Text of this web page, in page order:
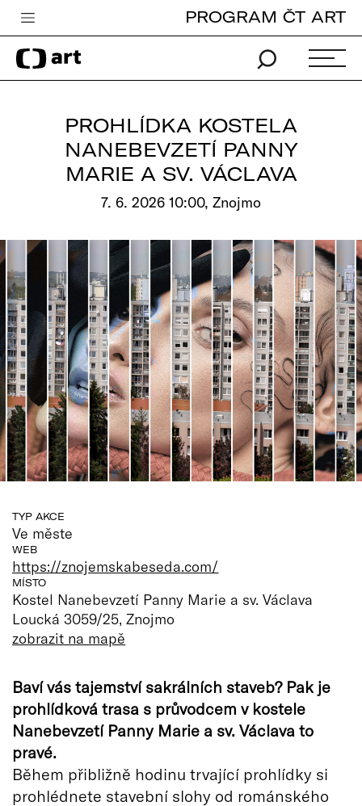
Česká televize
Zpravodajství
TV program
edu
Vše o ČT
PROGRAM ČT ART
PROHLÍDKA KOSTELA
NANEBEVZETÍ PANNY
MARIE A SV. VÁCLAVA
7. 6. 2026 10:00, Znojmo
TYP AKCE
Ve měste
WEB
https://znojemskabeseda.com/
MÍSTO
Kostel Nanebevzetí Panny Marie a sv. Václava
Loucká 3059/25, Znojmo
zobrazit na mapě
Baví vás tajemství sakrálních staveb? Pak je
prohlídková trasa s průvodcem v kostele
Nanebevzetí Panny Marie a sv. Václava to
pravé.
Během přibližně hodinu trvající prohlídky si
prohlédnete stavební slohy od románského